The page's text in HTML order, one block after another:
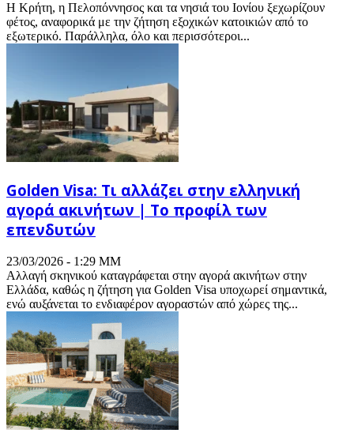
Η Κρήτη, η Πελοπόννησος και τα νησιά του Ιονίου ξεχωρίζουν
φέτος, αναφορικά με την ζήτηση εξοχικών κατοικιών από το
εξωτερικό. Παράλληλα, όλο και περισσότεροι...
Golden Visa: Τι αλλάζει στην ελληνική
αγορά ακινήτων | Το προφίλ των
επενδυτών
23/03/2026 - 1:29 ΜΜ
Αλλαγή σκηνικού καταγράφεται στην αγορά ακινήτων στην
Ελλάδα, καθώς η ζήτηση για Golden Visa υποχωρεί σημαντικά,
ενώ αυξάνεται το ενδιαφέρον αγοραστών από χώρες της...